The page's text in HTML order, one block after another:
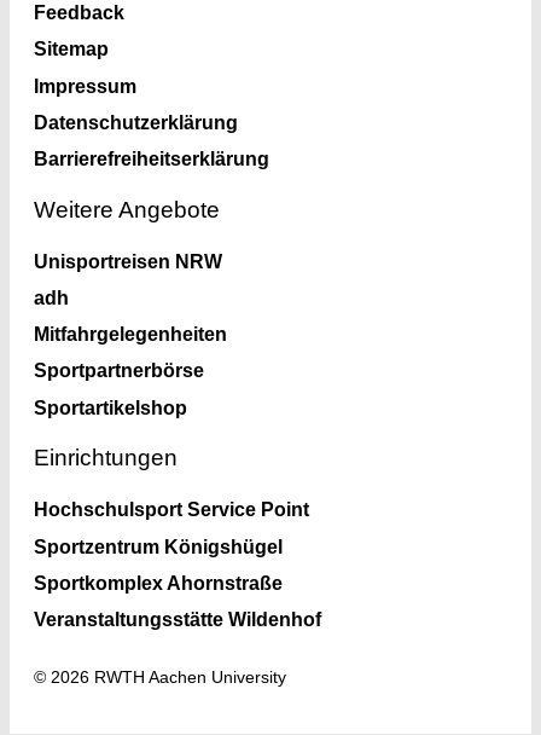
Feedback
Sitemap
Impressum
Datenschutzerklärung
Barrierefreiheitserklärung
Weitere Angebote
Unisportreisen NRW
adh
Mitfahrgelegenheiten
Sportpartnerbörse
Sportartikelshop
Einrichtungen
Hochschulsport Service Point
Sportzentrum Königshügel
Sportkomplex Ahornstraße
Veranstaltungsstätte Wildenhof
© 2026 RWTH Aachen University